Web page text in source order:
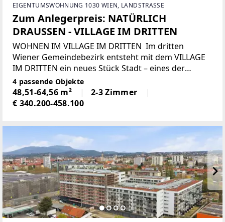
EIGENTUMSWOHNUNG 1030 WIEN, LANDSTRASSE
Zum Anlegerpreis: NATÜRLICH
DRAUSSEN - VILLAGE IM DRITTEN
WOHNEN IM VILLAGE IM DRITTEN Im dritten
Wiener Gemeindebezirk entsteht mit dem VILLAGE
IM DRITTEN ein neues Stück Stadt – eines der
größten Stadtentwicklungsgebiete Wiens. Auf über
elf Hektar entwickelt die ARE Austrian Real Estate
4 passende Objekte
48,51-64,56 m²
2-3 Zimmer
€ 340.200-458.100